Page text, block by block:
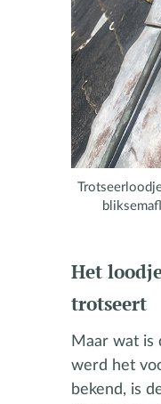
Het
trotseert
Maar wat is
werd het
bekend, is